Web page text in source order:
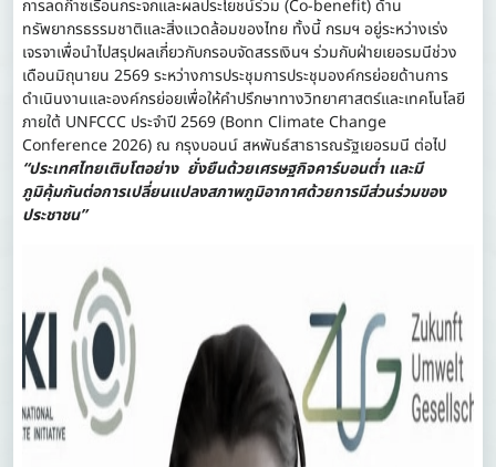
การลดก๊าซเรือนกระจกและผลประโยชน์ร่วม (Co-benefit) ด้าน
ทรัพยากรธรรมชาติและสิ่งแวดล้อมของไทย ทั้งนี้ กรมฯ อยู่ระหว่างเร่ง
เจรจาเพื่อนำไปสรุปผลเกี่ยวกับกรอบจัดสรรเงินฯ ร่วมกับฝ่ายเยอรมนีช่วง
เดือนมิถุนายน 2569 ระหว่างการประชุมการประชุมองค์กรย่อยด้านการ
ดำเนินงานและองค์กรย่อยเพื่อให้คำปรึกษาทางวิทยาศาสตร์และเทคโนโลยี
ภายใต้ UNFCCC ประจำปี 2569 (Bonn Climate Change
Conference 2026) ณ กรุงบอนน์ สหพันธ์สาธารณรัฐเยอรมนี ต่อไป
“ประเทศไทยเติบโตอย่าง ยั่งยืนด้วยเศรษฐกิจคาร์บอนต่ำ และมี
ภูมิคุ้มกันต่อการเปลี่ยนแปลงสภาพภูมิอากาศด้วยการมีส่วนร่วมของ
ประชาชน”